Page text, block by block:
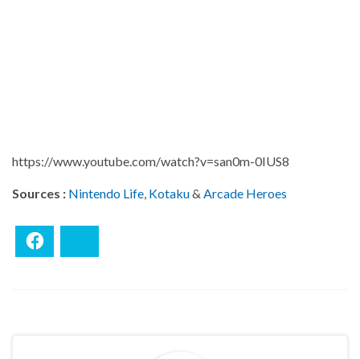
https://www.youtube.com/watch?v=san0m-0IUS8
Sources : Nintendo Life, Kotaku& Arcade Heroes